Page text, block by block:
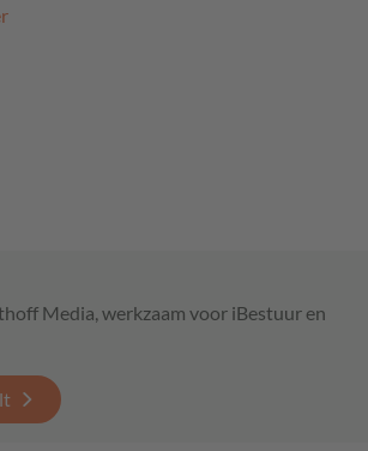
Media, werkzaam voor iBestuur en